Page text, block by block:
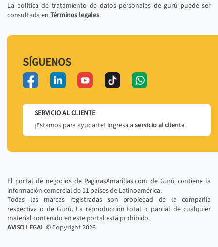
La política de tratamiento de datos personales de gurú puede ser
consultada en Términos legales.
SÍGUENOS
SERVICIO AL CLIENTE
¡Estamos para ayudarte! Ingresa a servicio al cliente.
El portal de negocios de PaginasAmarillas.com de Gurú contiene la
información comercial de 11 países de Latinoamérica.
Todas las marcas registradas son propiedad de la compañía
respectiva o de Gurú. La reproducción total o parcial de cualquier
material contenido en este portal está prohibido.
AVISO LEGAL© Copyright2026